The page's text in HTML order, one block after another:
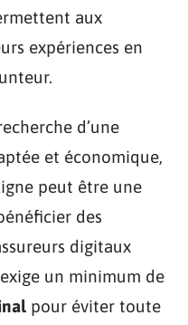
aux
expériences en
d’une
et économique,
peut être une
des
digitaux
un minimum de
pour éviter toute